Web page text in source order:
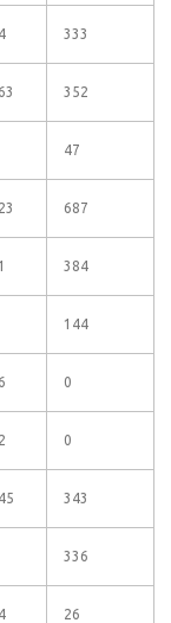
333
352
47
687
384
144
0
0
343
336
26